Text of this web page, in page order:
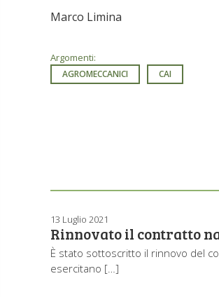
Marco Limina
Argomenti:
AGROMECCANICI CAI
13 Luglio 2021
Rinnovato il contratto
È stato sottoscritto il rinnovo del
esercitano […]